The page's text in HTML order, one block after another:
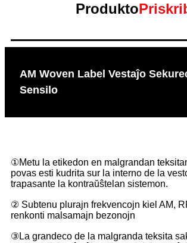
Produkto
AM Woven Label Vestaĵo
Sensilo
①Metu la etikedon en malgrandan
povas esti kudrita sur la interno de la
trapasante la kontraŭŝtelan sistemon.
② Subtenu plurajn frekvencojn kiel AM,
renkonti malsamajn bezonojn
③La grandeco de la malgranda teksita